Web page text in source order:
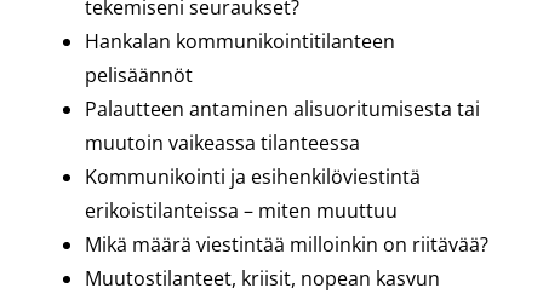
tekemiseni seuraukset?
Hankalan kommunikointitilanteen
pelisäännöt
Palautteen antaminen alisuoritumisesta tai
muutoin vaikeassa tilanteessa
Kommunikointi ja esihenkilöviestintä
erikoistilanteissa – miten muuttuu
Mikä määrä viestintää milloinkin on riitävää?
Muutostilanteet, kriisit, nopean kasvun